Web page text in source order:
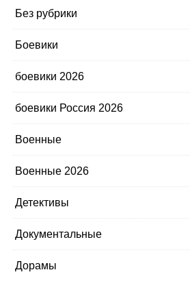
Без рубрики
Боевики
боевики 2026
боевики Россия 2026
Военные
Военные 2026
Детективы
Документальные
Дорамы